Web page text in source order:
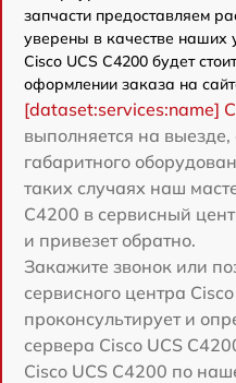
запчасти предоставляем
уверены в качестве наших
Cisco UCS C4200 будет
оформлении заказа на
[dataset:services:name]
выполняется на выезде,
габаритного
таких случаях наш
C4200 в сервисный
и привезет обратно.
Закажите звонок или
сервисного центра
проконсультирует и
сервера Cisco UCS
Cisco UCS C4200 по